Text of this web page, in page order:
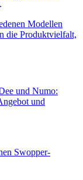
.
und Numo:
und